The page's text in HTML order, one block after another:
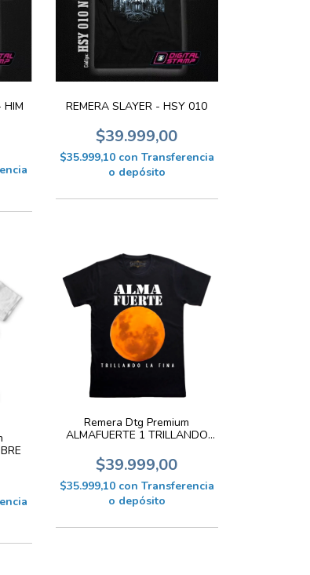
HIM
REMERA SLAYER - HSY 010
$39.999,00
$35.999,10 con Transferencia
o depósito
Remera Dtg Premium
ALMAFUERTE 1 TRILLANDO
$39.999,00
$35.999,10 con Transferencia
o depósito